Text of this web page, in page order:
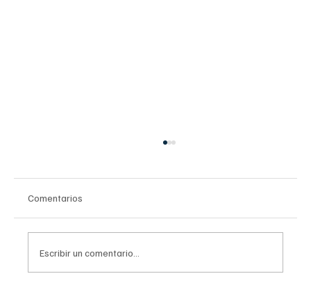
Comentarios
Escribir un comentario...